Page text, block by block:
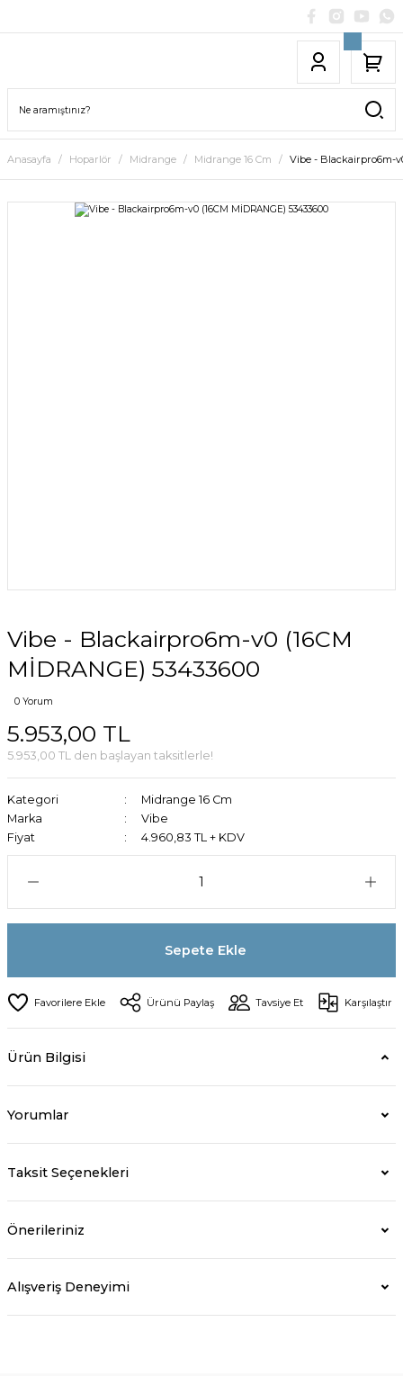
Anasayfa Hoparlör Midrange Midrange 16 Cm Vibe - Blackairpro6m-
Vibe - Blackairpro6m-v0 (16CM
MİDRANGE) 53433600
0 Yorum
5.953,00 TL
5.953,00 TL den başlayan taksitlerle!
Kategori
Midrange 16 Cm
Marka
Vibe
Fiyat
4.960,83 TL + KDV
Sepete Ekle
Ürünü Paylaş Tavsiye Et Karşılaştır
Ürün Bilgisi
Yorumlar
Taksit Seçenekleri
Önerileriniz
Alışveriş Deneyimi